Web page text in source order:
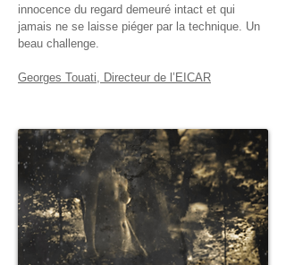
innocence du regard demeuré intact et qui
jamais ne se laisse piéger par la technique. Un
beau challenge.
Georges Touati, Directeur de l’ EICAR